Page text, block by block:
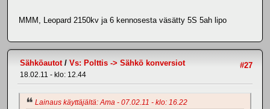
MMM, Leopard 2150kv ja 6 kennosesta väsätty 5S 5ah lipo
#27
Sähköautot/ Vs: Polttis -> Sähkö konversiot
18.02.11 - klo: 12.44
Lainaus käyttäjältä: Ama - 07.02.11 - klo: 16.22